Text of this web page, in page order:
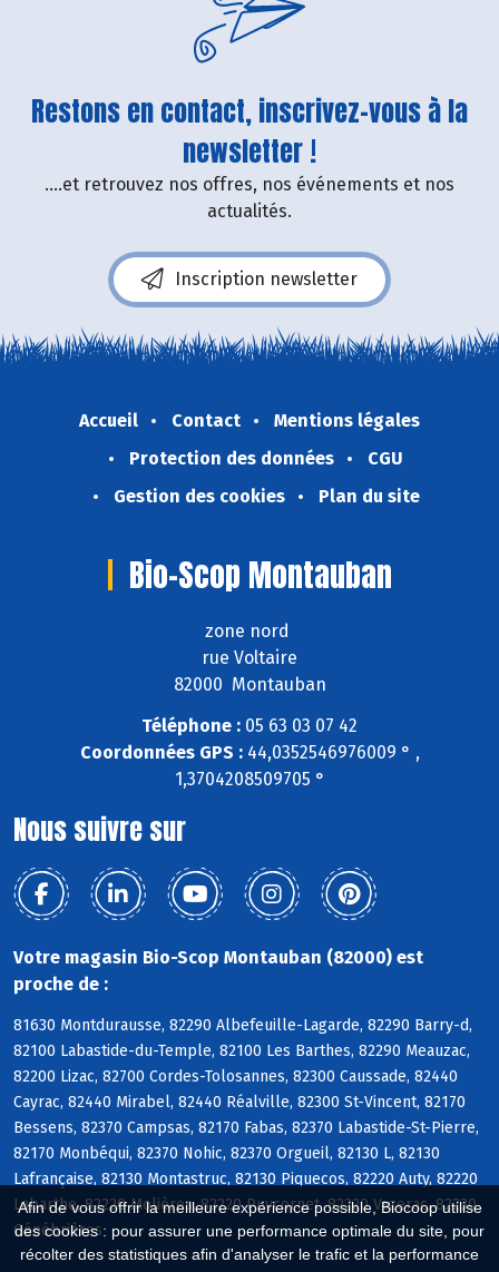
Afin de vous offrir la meilleure expérience possible, Biocoop utilise
des cookies : pour assurer une performance optimale du site, pour
récolter des statistiques afin d'analyser le trafic et la performance
Restons en contact, inscrivez-vous à la
newsletter !
....et retrouvez nos offres, nos événements et nos
actualités.
Inscription newsletter
Accueil Contact
Mentions légales
Protection des données
CGU
Gestion des cookies
Plan du site
Bio-Scop Montauban
zone nord
rue Voltaire
82000 Montauban
Téléphone : 05 63 03 07 42
Coordonnées GPS :44,0352546976009 ° ,
1,3704208509705 °
Nous suivre sur
Votre magasin Bio-Scop Montauban (82000) est
proche de :
81630 Montdurausse, 82290 Albefeuille-Lagarde, 82290 Barry-d,
82100 Labastide-du-Temple, 82100 Les Barthes, 82290 Meauzac,
82200 Lizac, 82700 Cordes-Tolosannes, 82300 Caussade, 82440
Cayrac, 82440 Mirabel, 82440 Réalville, 82300 St-Vincent, 82170
Bessens, 82370 Campsas, 82170 Fabas, 82370 Labastide-St-Pierre,
82170 Monbéqui, 82370 Nohic, 82370 Orgueil, 82130 L, 82130
Lafrançaise, 82130 Montastruc, 82130 Piquecos, 82220 Auty, 82220
Labarthe, 82220 Molières, 82220 Puycornet, 82220 Vazerac, 82230
Génébrières